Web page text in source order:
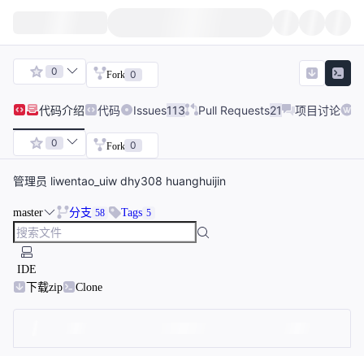
0 Fork 0
代码介绍 代码 Issues113 Pull Requests21 项目讨论
0 Fork 0
管理员 liwentao_uiw dhy308 huanghuijin
master 分支 58 Tags 5
IDE
下载zip
Clone